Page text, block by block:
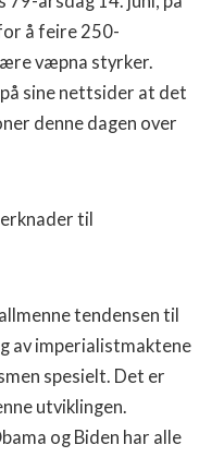
å feire 250-
væpna styrker.
sine nettsider at det
denne dagen over
til
tendensen til
av imperialistmaktene
spesielt. Det er
utviklingen.
og Biden har alle